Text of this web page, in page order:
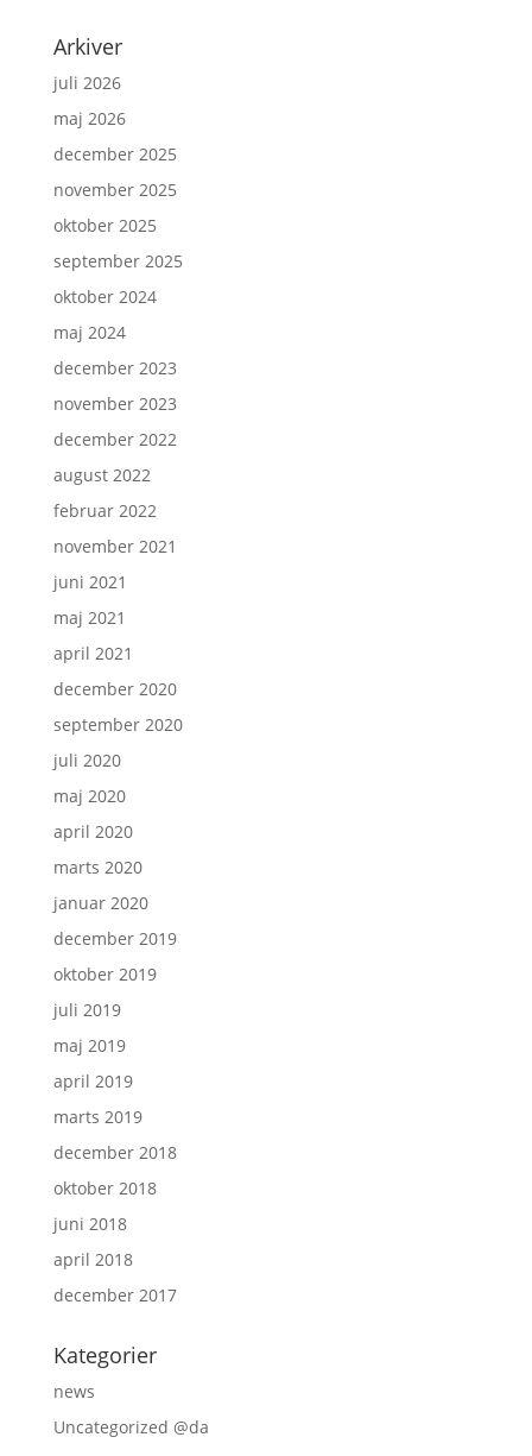
Arkiver
juli 2026
maj 2026
december 2025
november 2025
oktober 2025
september 2025
oktober 2024
maj 2024
december 2023
november 2023
december 2022
august 2022
februar 2022
november 2021
juni 2021
maj 2021
april 2021
december 2020
september 2020
juli 2020
maj 2020
april 2020
marts 2020
januar 2020
december 2019
oktober 2019
juli 2019
maj 2019
april 2019
marts 2019
december 2018
oktober 2018
juni 2018
april 2018
december 2017
Kategorier
news
Uncategorized @da